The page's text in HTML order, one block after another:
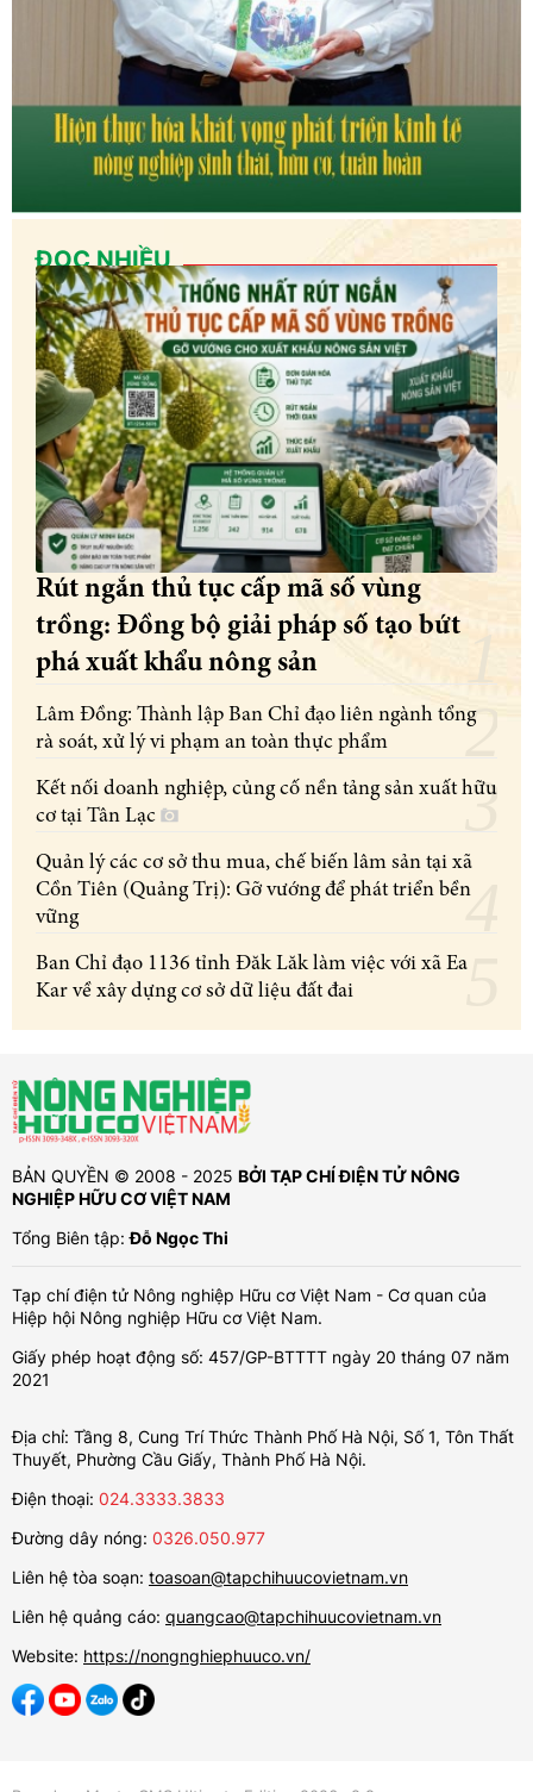
ĐỌC NHIỀU
Rút ngắn thủ tục cấp mã số vùng
trồng: Đồng bộ giải pháp số tạo bứt
phá xuất khẩu nông sản
Lâm Đồng: Thành lập Ban Chỉ đạo liên ngành tổng
rà soát, xử lý vi phạm an toàn thực phẩm
Kết nối doanh nghiệp, củng cố nền tảng sản xuất hữu
cơ tại Tân Lạc
Quản lý các cơ sở thu mua, chế biến lâm sản tại xã
Cồn Tiên (Quảng Trị): Gỡ vướng để phát triển bền
vững
Ban Chỉ đạo 1136 tỉnh Đăk Lăk làm việc với xã Ea
Kar về xây dựng cơ sở dữ liệu đất đai
BẢN QUYỀN © 2008 - 2025 BỞI TẠP CHÍ ĐIỆN TỬ NÔNG
NGHIỆP HỮU CƠ VIỆT NAM
Tổng Biên tập:Đỗ Ngọc Thi
Tạp chí điện tử Nông nghiệp Hữu cơ Việt Nam - Cơ quan của
Hiệp hội Nông nghiệp Hữu cơ Việt Nam.
Giấy phép hoạt động số: 457/GP-BTTTT ngày 20 tháng 07 năm
2021
Địa chỉ: Tầng 8, Cung Trí Thức Thành Phố Hà Nội, Số 1, Tôn Thất
Thuyết, Phường Cầu Giấy, Thành Phố Hà Nội.
Điện thoại: 024.3333.3833
Đường dây nóng: 0326.050.977
Liên hệ tòa soạn: toasoan@tapchihuucovietnam.vn
Liên hệ quảng cáo: quangcao@tapchihuucovietnam.vn
Website: https://nongnghiephuuco.vn/